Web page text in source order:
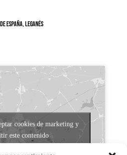
España, Leganés
cookies de marketing y
este contenido